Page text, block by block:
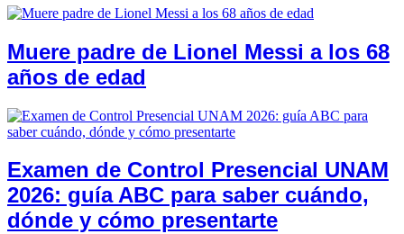
Muere padre de Lionel Messi a los 68
años de edad
Examen de Control Presencial UNAM
2026: guía ABC para saber cuándo,
dónde y cómo presentarte